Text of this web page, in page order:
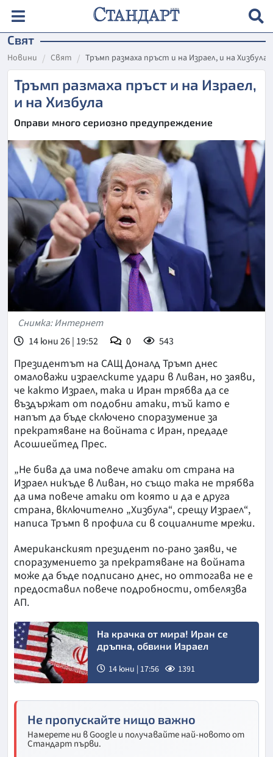
Свят
Новини Свят Тръмп размаха пръст и на Израел, и на Хизбула
Тръмп размаха пръст и на Израел,
и на Хизбула
Оправи много сериозно предупреждение
Снимка: Интернет
14 юни 26 | 19:52
0 543
Президентът на САЩ Доналд Тръмп днес
омаловажи израелските удари в Ливан, но заяви,
че както Израел, така и Иран трябва да се
въздържат от подобни атаки, тъй като е
напът да бъде сключено споразумение за
прекратяване на войната с Иран, предаде
Асошиейтед Прес.
„Не бива да има повече атаки от страна на
Израел никъде в Ливан, но също така не трябва
да има повече атаки от която и да е друга
страна, включително „Хизбула“, срещу Израел“,
написа Тръмп в профила си в социалните мрежи.
Американският президент по-рано заяви, че
споразумението за прекратяване на войната
може да бъде подписано днес, но оттогава не е
предоставил повече подробности, отбелязва
АП.
На крачка от мира! Иран се
дръпна, обвини Израел
14 юни | 17:56 1391
Не пропускайте нищо важно
Намерете ни в Google и получавайте най-новото от
Стандарт първи.